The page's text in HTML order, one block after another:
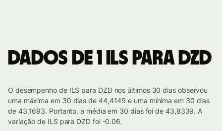
Dados de 1 ILS para DZD
O desempenho de ILS para DZD nos últimos 30 dias observou
uma máxima em 30 dias de 44,4149 e uma mínima em 30 dias
de 43,1693. Portanto, a média em 30 dias foi de 43,8339. A
variação de ILS para DZD foi -0.06.